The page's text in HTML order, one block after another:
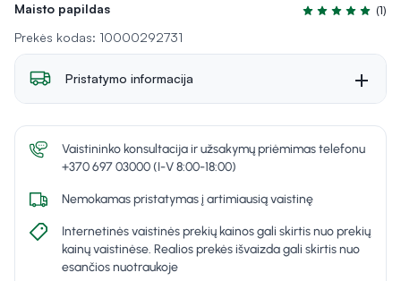
Maisto papildas
Įvertinimas 5.0
(1)
Prekės kodas: 10000292731
Pristatymo informacija
Vaistininko konsultacija ir užsakymų priėmimas telefonu
+370 697 03000 (I-V 8:00-18:00)
Nemokamas pristatymas į artimiausią vaistinę
Internetinės vaistinės prekių kainos gali skirtis nuo prekių
kainų vaistinėse. Realios prekės išvaizda gali skirtis nuo
esančios nuotraukoje